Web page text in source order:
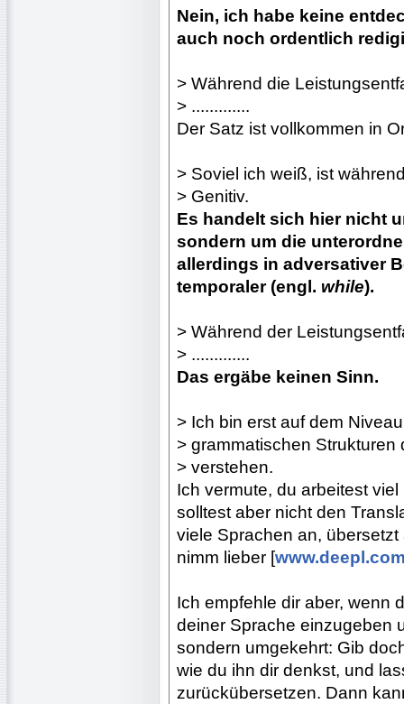
Nein, ich habe keine
auch noch ordentlich
> Während die
> .............
Der Satz ist vollkommen in
> Soviel ich weiß, ist
> Genitiv.
Es handelt sich hier nicht
sondern um die
allerdings in adversativer
temporaler (engl. while).
> Während der
> .............
Das ergäbe keinen Sinn.
> Ich bin erst auf dem
> grammatischen Strukturen
> verstehen.
Ich vermute, du arbeitest
solltest aber nicht den
viele Sprachen an,
nimm lieber [
Ich empfehle dir aber, wenn
deiner Sprache einzugeben
sondern umgekehrt: Gib
wie du ihn dir denkst, und
zurückübersetzen. Dann